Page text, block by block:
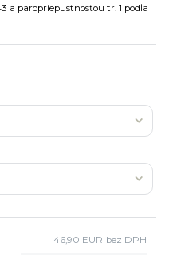
a paropriepustnosťou tr. 1 podľa
46,90 EUR bez DPH